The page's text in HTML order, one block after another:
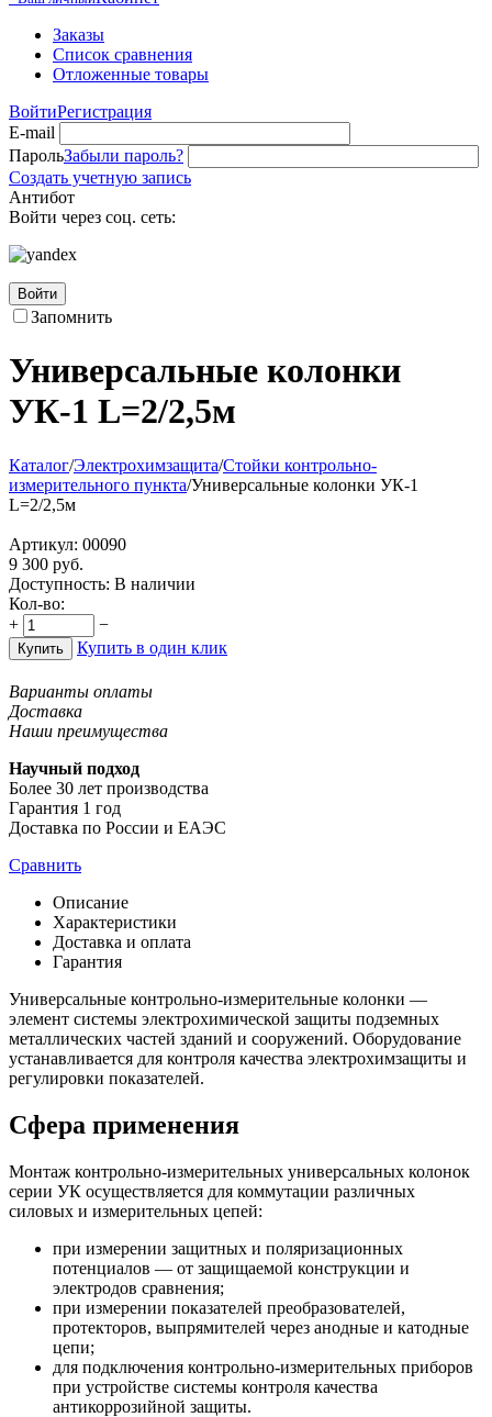
Заказы
Список сравнения
Отложенные товары
ВойтиРегистрация
E-mail
ПарольЗабыли пароль?
Создать учетную запись
Антибот
Войти через соц. сеть:
Войти
Запомнить
Универсальные колонки
УК-1 L=2/2,5м
Каталог/Электрохимзащита/Стойки контрольно-
измерительного пункта/Универсальные колонки УК-1
L=2/2,5м
Артикул: 00090
9 300 руб.
Доступность: В наличии
Кол-во:
+
−
Купить Купить в один клик
Варианты оплаты
Доставка
Наши преимущества
Научный подход
Более 30 лет производства
Гарантия 1 год
Доставка по России и ЕАЭС
Сравнить
Описание
Характеристики
Доставка и оплата
Гарантия
Универсальные контрольно-измерительные колонки —
элемент системы электрохимической защиты подземных
металлических частей зданий и сооружений. Оборудование
устанавливается для контроля качества электрохимзащиты и
регулировки показателей.
Сфера применения
Монтаж контрольно-измерительных универсальных колонок
серии УК осуществляется для коммутации различных
силовых и измерительных цепей:
при измерении защитных и поляризационных
потенциалов — от защищаемой конструкции и
электродов сравнения;
при измерении показателей преобразователей,
протекторов, выпрямителей через анодные и катодные
цепи;
для подключения контрольно-измерительных приборов
при устройстве системы контроля качества
антикоррозийной защиты.